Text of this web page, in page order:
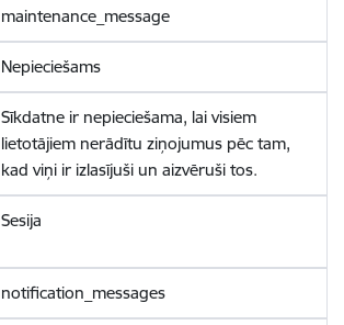
maintenance_message
Nepieciešams
Sīkdatne ir nepieciešama, lai visiem
lietotājiem nerādītu ziņojumus pēc tam,
kad viņi ir izlasījuši un aizvēruši tos.
Sesija
notification_messages